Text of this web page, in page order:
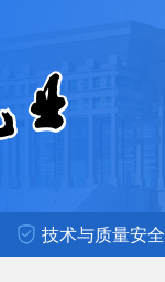
技术与质量安全